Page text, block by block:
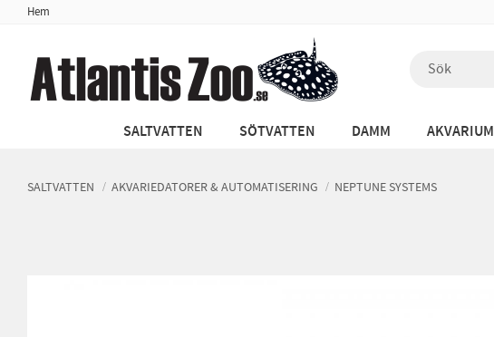
Hem
SALTVATTEN SÖTVATTEN DAMM AKVARIUM
SALTVATTEN AKVARIEDATORER & AUTOMATISERING NEPTUNE SYSTEMS